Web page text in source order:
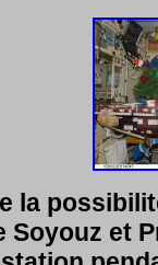
la
Soyouz et